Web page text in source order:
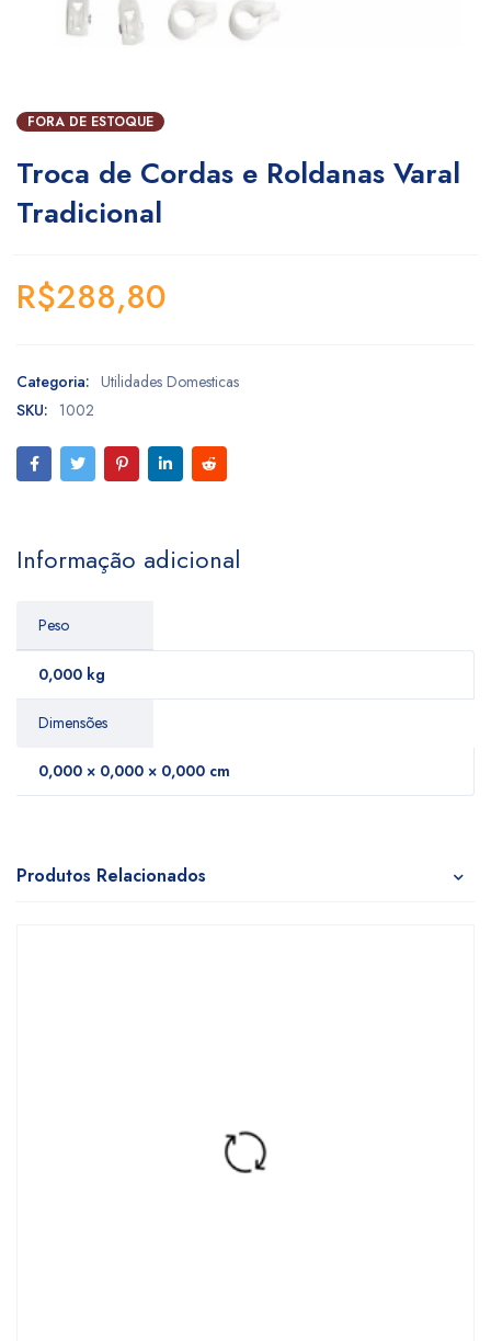
FORA DE ESTOQUE
Troca de Cordas e Roldanas Varal
Tradicional
R$288,80
Categoria: Utilidades Domesticas
SKU: 1002
Informação adicional
Peso
0,000 kg
Dimensões
0,000 × 0,000 × 0,000 cm
Produtos Relacionados